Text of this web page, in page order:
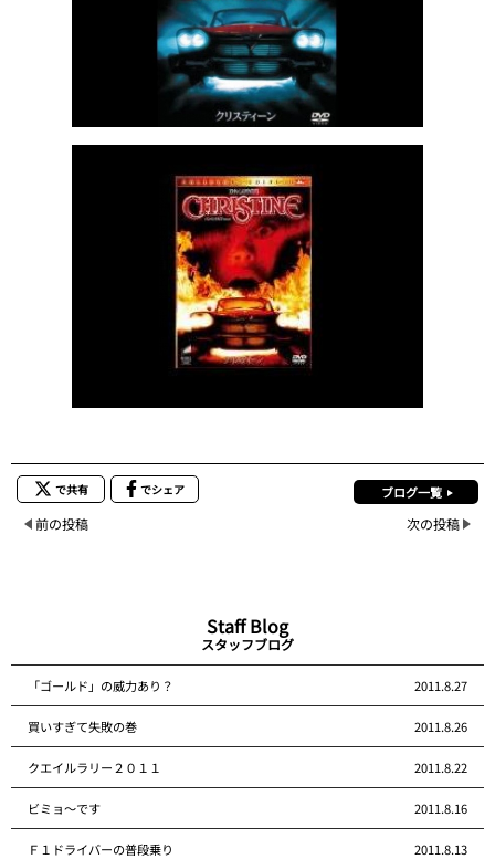
で共有 でシェア ブログ一覧
前の投稿 次の投稿
Staff Blog
スタッフブログ
「ゴールド」の威力あり？ 2011.8.27
買いすぎて失敗の巻 2011.8.26
クエイルラリー２０１１ 2011.8.22
ビミョ～です 2011.8.16
Ｆ１ドライバーの普段乗り 2011.8.13